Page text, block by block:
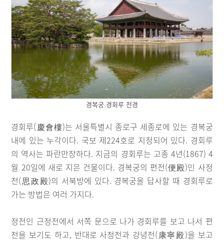
경복궁 경회루 전경
경회루(慶會樓)는 서울특별시 종로구 세종로에 있는 경복궁
내에 있는 누각이다. 국보 제224호로 지정되어 있다. 경회루
의 역사는 파란만장하다. 지금의 경회루는 고종 4년(1867) 4
월 20일에 새로 지은 건물이다. 경복궁의 편전(便殿)인 사정
전(思政殿)의 서북방에 있다. 경복궁을 답사할 때 경회루로
가는 방법은 여러 가지다.
정전인 근정전에서 서쪽 문으로 나가 경회루를 보고 나서 편
전을 보기도 하고, 반대로 사정전과 강녕전(康寧殿)을 보고